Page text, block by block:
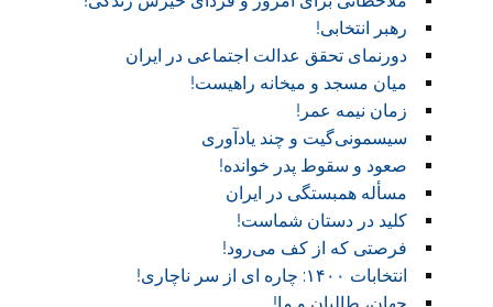
رهبر انتخابی!
دورنمای تحقق عدالت اجتماعی در ایران
میان مسجد و میخانه راهیست!‏
زمان نیمه عمر!‏
سیسمونی‌گیت و چند یادآوری
صعود و سقوط پدر خوانده!‏
مسأله همبستگی در ایران
کلید در دستان شماست!‏
فرصتی که از کف می‌رود!
انتخابات ۱۴۰۰: چاره ای از سر ناچاری!